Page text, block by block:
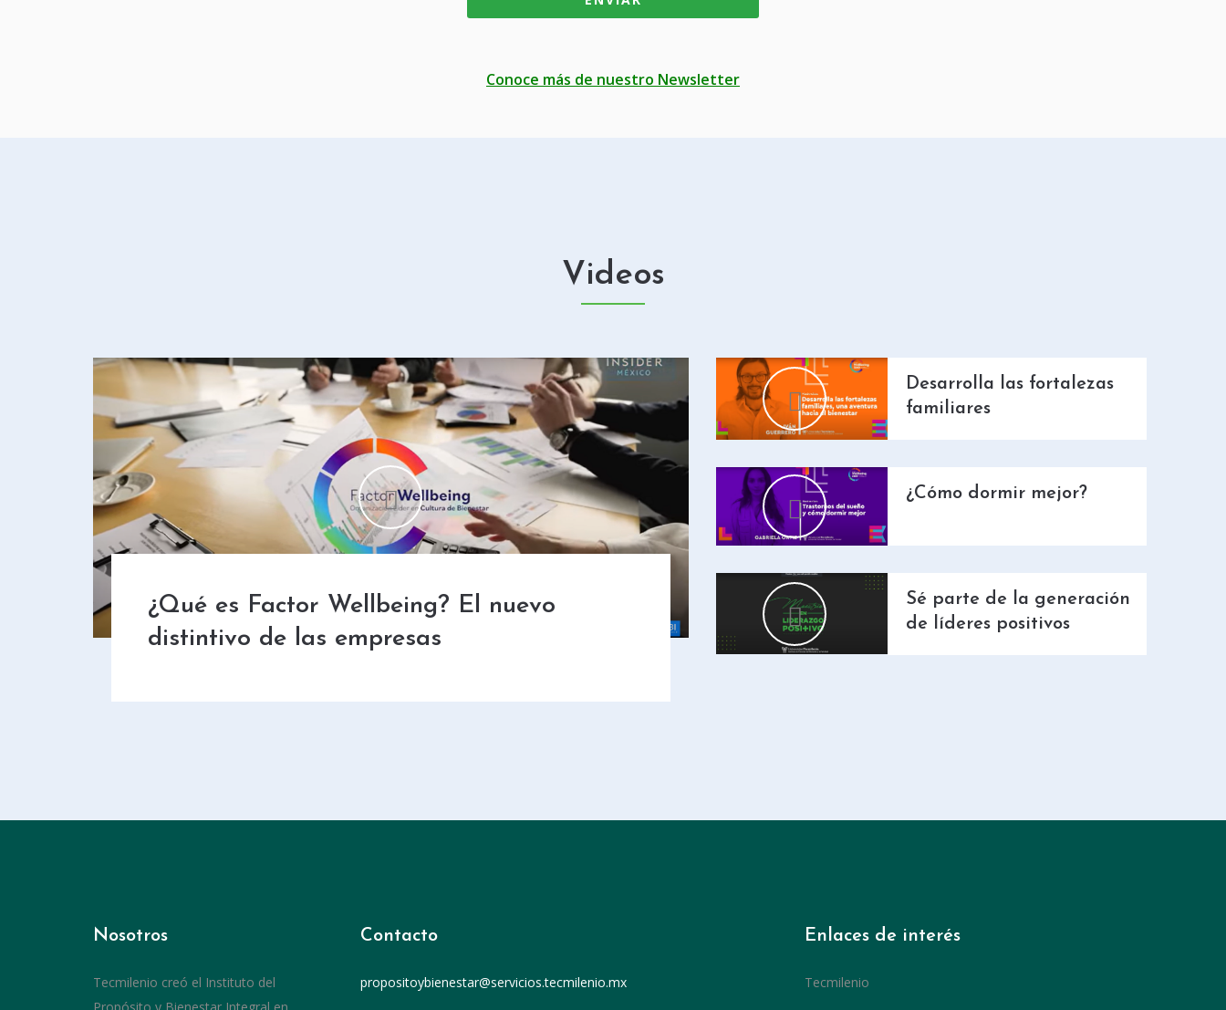
Conoce más de nuestro Newsletter
Videos
¿Qué es Factor Wellbeing? El nuevo
distintivo de las empresas
Desarrolla las fortalezas
familiares
¿Cómo dormir mejor?
Sé parte de la generación
de líderes positivos
Nosotros
Tecmilenio creó el Instituto del
Propósito y Bienestar Integral en
Contacto
propositoybienestar@servicios.tecmilenio.mx
Enlaces de interés
Tecmilenio